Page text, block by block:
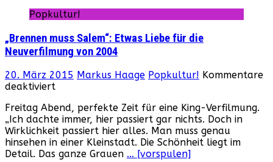
Popkultur!
„Brennen muss Salem“: Etwas Liebe für die
Neuverfilmung von 2004
20. März 2015 Markus Haage Popkultur! Kommentare
deaktiviertfür
muss
Salem“:
Etwas
Liebe
für
Freitag Abend, perfekte Zeit für eine King-Verfilmung.
„Ich dachte immer, hier passiert gar nichts. Doch in
Wirklichkeit passiert hier alles. Man muss genau
hinsehen in einer Kleinstadt. Die Schönheit liegt im
Detail. Das ganze Grauen … [vorspulen]